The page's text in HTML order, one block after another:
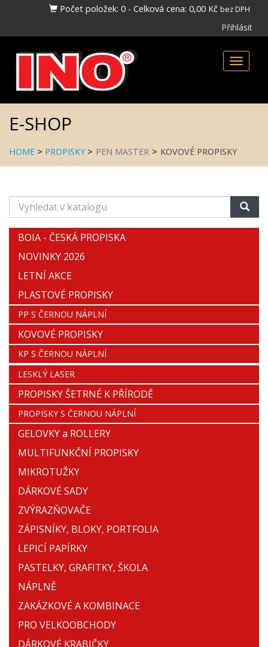
Počet položek: 0 - Celková cena: 0,00 Kč bez DPH
Přihlásit
Toggle
E-SHOP
HOME > PROPISKY> PEN MASTER > KOVOVÉ PROPISKY
Vyhledat
v
katalogu
BOIA - ČESKÁ PROPISKA
NOVINKY 2026
LETNÍ AKCE
PLASTOVÉ PROPISKY
PP S ČERNOU NÁPLNÍ
KOVOVÉ PROPISKY
KP S ČERNOU NÁPLNÍ
LESKLÝ LASER
PROPISKY ŠETRNÉ K PŘÍRODĚ
PROPISKY S ČERNOU NÁPLNÍ
GELOVKY a ROLLERY
MULTIFUNKČNÍ PROPISKY
MIKROTUŽKY
DÁRKOVÉ SADY
ZVÝRAZŇOVAČE
ZÁPISNÍKY, BLOKY, PORTFOLIA
LEPICÍ PAPÍRKY
PASTELKY, GRAFITKY, ŠKOLA
NÁPLNĚ
ZAKÁZKOVÉ A KOMBINACE
PRO VELKOOBCHODY
DÁRKOVÉ KRABIČKY